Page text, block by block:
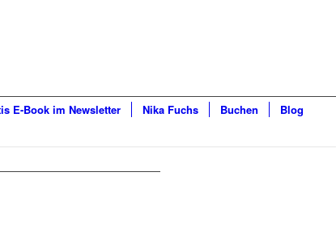
E-Book im Newsletter Nika Fuchs Buchen Blog